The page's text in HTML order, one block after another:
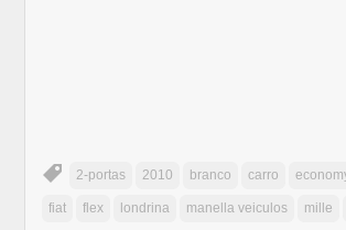
2-portas 2010 branco carro
fiat flex londrina manella veiculos mille